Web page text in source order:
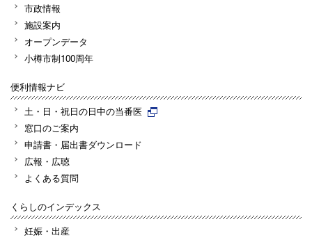
市政情報
施設案内
オープンデータ
小樽市制100周年
便利情報ナビ
土・日・祝日の日中の当番医
窓口のご案内
申請書・届出書ダウンロード
広報・広聴
よくある質問
くらしのインデックス
妊娠・出産